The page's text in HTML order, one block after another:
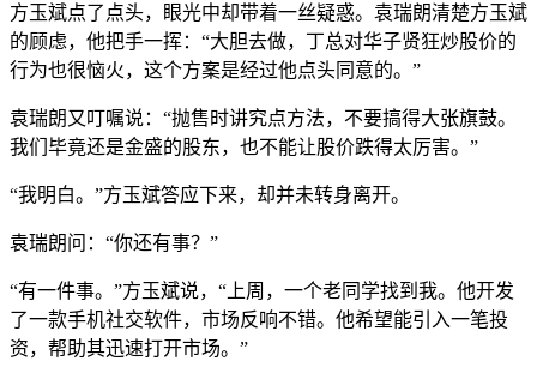
方玉斌点了点头，眼光中却带着一丝疑惑。袁瑞朗清楚方玉斌
的顾虑，他把手一挥：“大胆去做，丁总对华子贤狂炒股价的
行为也很恼火，这个方案是经过他点头同意的。”
袁瑞朗又叮嘱说：“抛售时讲究点方法，不要搞得大张旗鼓。
我们毕竟还是金盛的股东，也不能让股价跌得太厉害。”
“我明白。”方玉斌答应下来，却并未转身离开。
袁瑞朗问：“你还有事？”
“有一件事。”方玉斌说，“上周，一个老同学找到我。他开发
了一款手机社交软件，市场反响不错。他希望能引入一笔投
资，帮助其迅速打开市场。”